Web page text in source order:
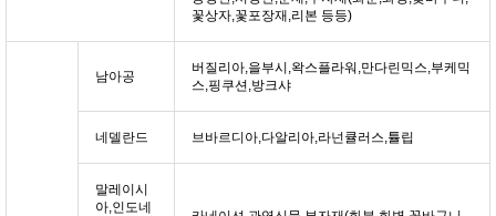
꽃상자,꽃포장재,리본 등등)
남아공
버질리아,을부시,왁스플라워,만다린믹스,부케믹
스,핑쿠션,방크샤
네델란드 브바르디아,다알리아,라넌큘러스,튤립
말레이시
아,인도네